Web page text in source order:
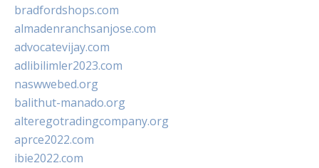
bradfordshops.com
almadenranchsanjose.com
advocatevijay.com
adlibilimler2023.com
naswwebed.org
balithut-manado.org
alteregotradingcompany.org
aprce2022.com
ibie2022.com